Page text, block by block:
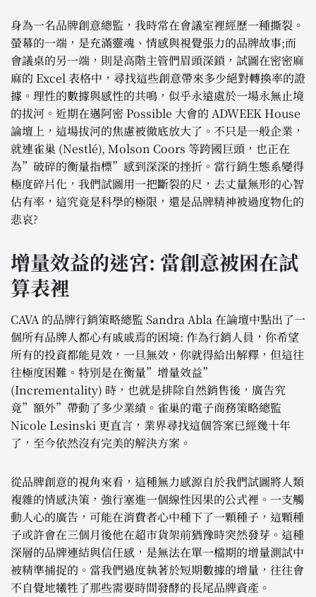
身為一名品牌創意總監，我時常在會議室裡經歷一種撕裂。
螢幕的一端，是充滿靈魂、情感與視覺張力的品牌故事;而
會議桌的另一端，則是高階主管們眉頭深鎖，試圖在密密麻
麻的 Excel 表格中，尋找這些創意帶來多少絕對轉換率的證
據。理性的數據與感性的共鳴，似乎永遠處於一場永無止境
的拔河。近期在邁阿密 Possible 大會的 ADWEEK House
論壇上，這場拔河的焦慮被徹底放大了。不只是一般企業，
就連雀巢 (Nestlé), Molson Coors 等跨國巨頭，也正在
為”破碎的衡量指標”感到深深的挫折。當行銷生態系變得
極度碎片化，我們試圖用一把斷裂的尺，去丈量無形的心智
佔有率，這究竟是科學的極限，還是品牌精神被過度物化的
悲哀?
增量效益的迷宮: 當創意被困在試
算表裡
CAVA 的品牌行銷策略總監 Sandra Abla 在論壇中點出了一
個所有品牌人都心有戚戚焉的困境: 作為行銷人員，你希望
所有的投資都能見效，一旦無效，你就得給出解釋，但這往
往極度困難。特別是在衡量”增量效益”
(Incrementality) 時，也就是排除自然銷售後，廣告究
竟”額外”帶動了多少業績。雀巢的電子商務策略總監
Nicole Lesinski 更直言，業界尋找這個答案已經幾十年
了，至今依然沒有完美的解決方案。
從品牌創意的視角來看，這種無力感源自於我們試圖將人類
複雜的情感決策，強行塞進一個線性因果的公式裡。一支觸
動人心的廣告，可能在消費者心中種下了一顆種子，這顆種
子或許會在三個月後他在超市貨架前猶豫時突然發芽。這種
深層的品牌連結與信任感，是無法在單一檔期的增量測試中
被精準捕捉的。當我們過度執著於短期數據的增量，往往會
不自覺地犧牲了那些需要時間發酵的長尾品牌資產。